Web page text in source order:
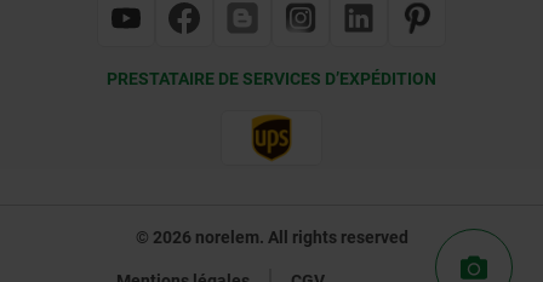
PRESTATAIRE DE SERVICES D’EXPÉDITION
© 2026 norelem. All rights reserved